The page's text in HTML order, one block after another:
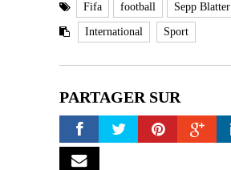
Fifa football Sepp Blatter
International Sport
PARTAGER SUR